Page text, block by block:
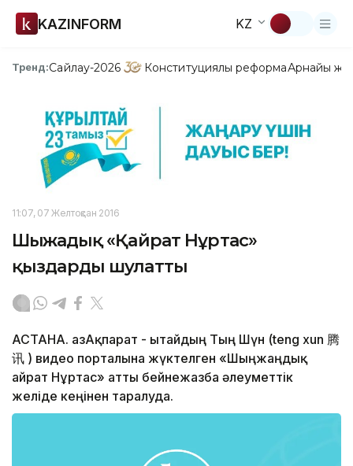
KAZINFORM KZ
Тренд:Сайлау-2026 Конституциялық реформаАрнайы
11:07, 07 Желтоқсан 2016
Шыңжаңдық «Қайрат Нұртас»
қыздарды шулатты
АСТАНА. ҚазАқпарат - Қытайдың Тың Шүн (teng xun 腾
讯 ) видео порталына жүктелген «Шыңжаңдық
Қайрат Нұртас» атты бейнежазба әлеуметтік
желіде кеңінен таралуда.